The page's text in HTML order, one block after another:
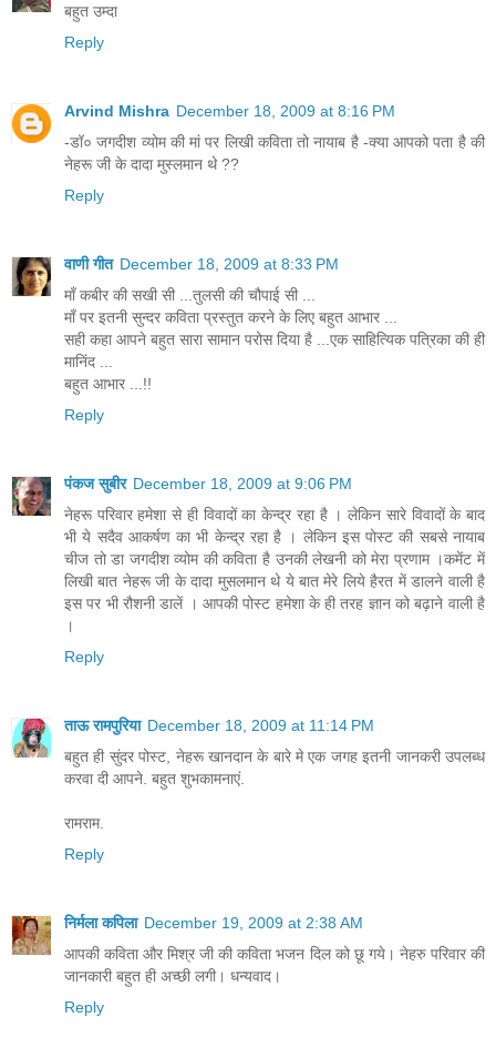
बहुत उम्दा
Reply
Arvind Mishra December 18, 2009 at 8:16 PM
-डॉ० जगदीश व्योम की मां पर लिखी कविता तो नायाब है -क्या आपको पता है की
नेहरू जी के दादा मुस्लमान थे ??
Reply
वाणी गीत December 18, 2009 at 8:33 PM
माँ कबीर की सखी सी ...तुलसी की चौपाई सी ...
माँ पर इतनी सुन्दर कविता प्रस्तुत करने के लिए बहुत आभार ...
सही कहा आपने बहुत सारा सामान परोस दिया है ...एक साहित्यिक पत्रिका की ही
मानिंद ...
बहुत आभार ...!!
Reply
पंकज सुबीर December 18, 2009 at 9:06 PM
नेहरू परिवार हमेशा से ही विवादों का केन्‍द्र रहा है । लेकिन सारे विवादों के बाद
भी ये सदैव आकर्षण का भी केन्‍द्र रहा है । लेकिन इस पोस्‍ट की सबसे नायाब
चीज तो डा जगदीश व्‍योम की कविता है उनकी लेखनी को मेरा प्रणाम ।कमेंट में
लिखी बात नेहरू जी के दादा मुसलमान थे ये बात मेरे लिये हैरत में डालने वाली है
इस पर भी रौशनी डालें । आपकी पोस्‍ट हमेशा के ही तरह ज्ञान को बढ़ाने वाली है
।
Reply
ताऊ रामपुरिया December 18, 2009 at 11:14 PM
बहुत ही सुंदर पोस्ट, नेहरू खानदान के बारे मे एक जगह इतनी जानकरी उपलब्ध
करवा दी आपने. बहुत शुभकामनाएं.
रामराम.
Reply
निर्मला कपिला December 19, 2009 at 2:38 AM
आपकी कविता और मिश्र जी की कविता भजन दिल को छू गये। नेहरु परिवार की
जानकारी बहुत ही अच्छी लगी। धन्यवाद।
Reply